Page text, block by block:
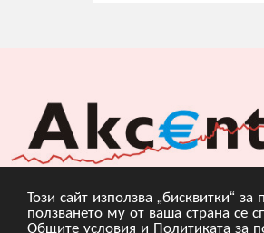
Този сайт използва „бисквитки“
ползването му от ваша страна се
Общите условия и Политиката за